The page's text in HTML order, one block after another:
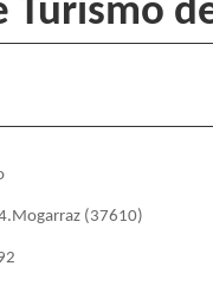
Turismo
(37610)